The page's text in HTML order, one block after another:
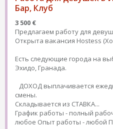
Бар, Клуб
3 500 €
Предлагаем работу для
Открыта вакансия Hostess
Есть следующие города на
Эхидо, Гранада.
ДОХОД выплачивается
смены.
Складывается из СТАВКА...
График работы - полный
любое Опыт работы - любой